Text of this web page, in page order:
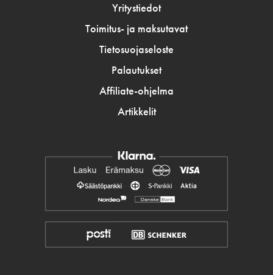
Yritystiedot
Toimitus- ja maksutavat
Tietosuojaseloste
Palautukset
Affiliate-ohjelma
Artikkelit